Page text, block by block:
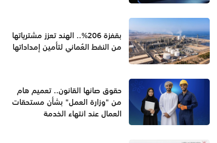
بقفزة 206%.. الهند تعزز مشترياتها
من النفط العُماني لتأمين إمداداتها
حقوق صانها القانون.. تعميم هام
من "وزارة العمل" بشأن مستحقات
العمال عند انتهاء الخدمة